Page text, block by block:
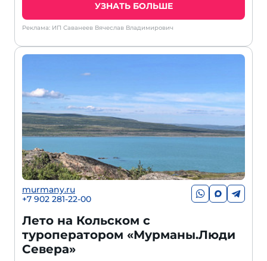
УЗНАТЬ БОЛЬШЕ
Реклама: ИП Саванеев Вячеслав Владимирович
murmany.ru
+7 902 281-22-00
Лето на Кольском с
туроператором «Мурманы.Люди
Севера»